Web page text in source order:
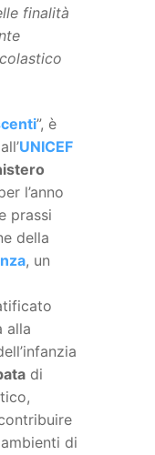
finalità
”, è
UNICEF
l’anno
prassi
della
, un
alla
di
di